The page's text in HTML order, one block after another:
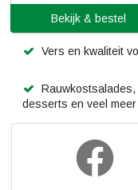
Bekijk & bestel
Vers en kwaliteit
desserts en veel